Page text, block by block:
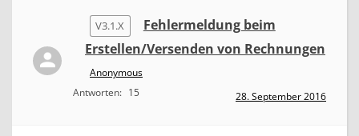
V3.1.X
Fehlermeldung beim
Erstellen/Versenden von Rechnungen
Anonymous
Antworten: 15 28. September 2016